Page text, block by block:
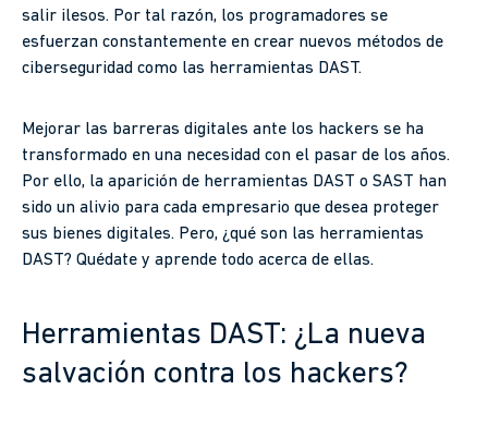
salir ilesos. Por tal razón, los programadores se
esfuerzan constantemente en crear nuevos métodos de
ciberseguridad como las herramientas DAST.
Mejorar las barreras digitales ante los hackers se ha
transformado en una necesidad con el pasar de los años.
Por ello, la aparición de herramientas DAST o SAST han
sido un alivio para cada empresario que desea proteger
sus bienes digitales. Pero, ¿qué son las herramientas
DAST? Quédate y aprende todo acerca de ellas.
Herramientas DAST: ¿La nueva
salvación contra los hackers?